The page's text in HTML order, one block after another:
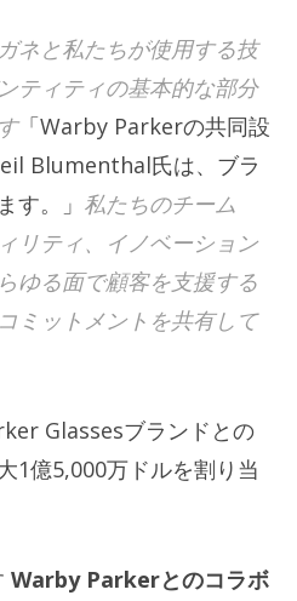
ネと私たちが使用する技
ティティの基本的な部分
「Warby Parkerの共同設
Blumenthal氏は、ブラ
す。」 私たちのチーム
リティ、イノベーション
ゆる面で顧客を支援する
ミットメントを共有して
Glassesブランドとの
1億5,000万ドルを割り当
Warby Parkerとのコラボ